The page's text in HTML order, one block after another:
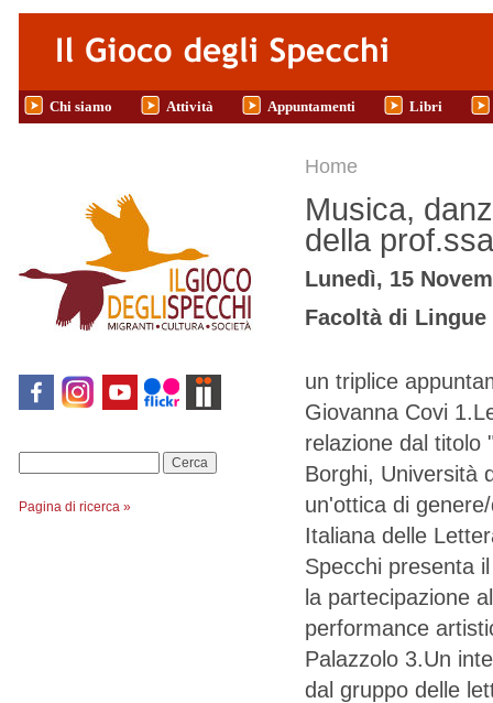
Salta al contenuto principale
Chi siamo Attività Appuntamenti Libri
Pagina di ricerca »
Tu sei qui
Home
Musica,
della
Lunedì, 15
Facoltà di Lingue
un triplice
Giovanna Covi
relazione dal titolo
Borghi, Università
un'ottica di
Italiana delle
Specchi presenta
la partecipazione
performance
Palazzolo 3.Un
dal gruppo delle